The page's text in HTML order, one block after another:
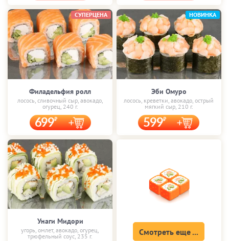
Филадельфия ролл
лосось, сливочный сыр, авокадо,
огурец, 240 г.
699
СУПЕРЦЕНА
Эби Омуро
лосось, креветки, авокадо, острый
мягкий сыр, 210 г.
599
НОВИНКА
Унаги Мидори
угорь, омлет, авокадо, огурец,
трюфельный соус, 235 г.
Смотреть еще ...